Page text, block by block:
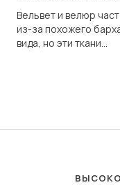
Вельвет и велюр
из-за похожего
вида, но эти ткани